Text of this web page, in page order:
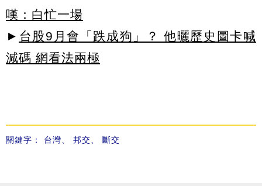
嘆：白忙一場
► 台股9月會「跌成狗」？ 他曬歷史圖卡喊
減碼 網看法兩極
關鍵字： 台灣 邦交 斷交